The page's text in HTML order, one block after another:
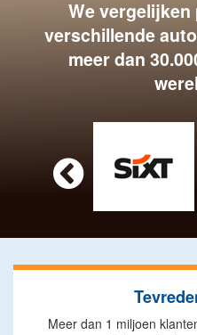
We vergelijken
verschillende
meer dan

Meer dan 1 miljoen